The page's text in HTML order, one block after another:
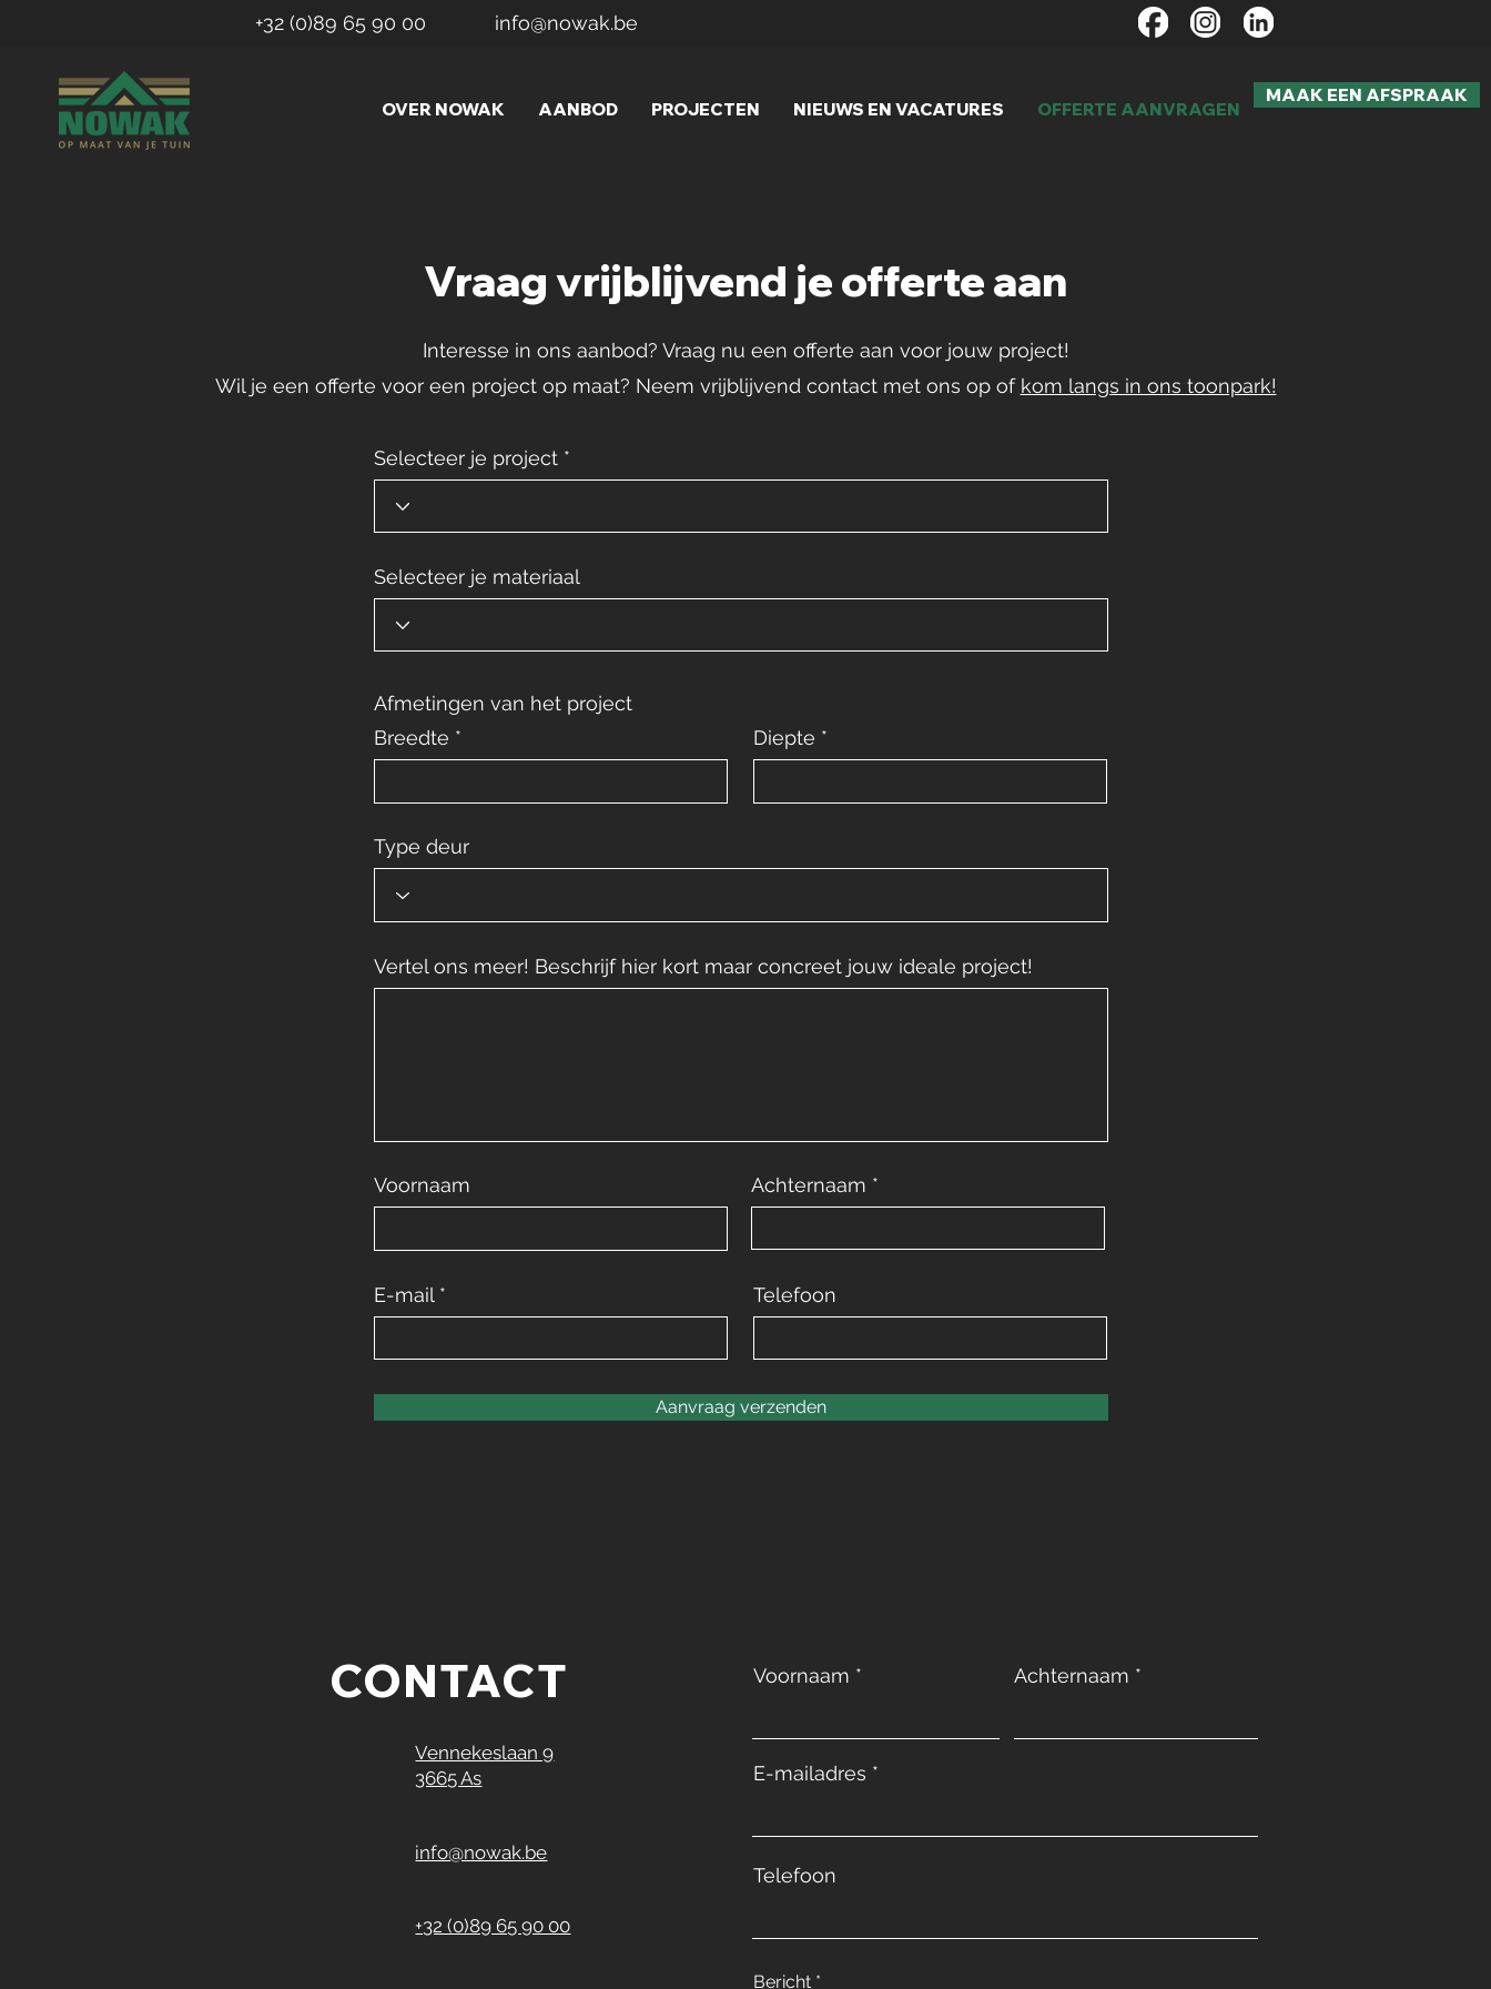
+32 (0)89 65 90 00 info@nowak.be
OVER NOWAK AANBOD PROJECTEN NIEUWS EN VACATURES OFFERTE AANVRAGEN
MAAK EEN AFSPRAAK
Vraag vrijblijvend je offerte aan
Interesse in ons aanbod? Vraag nu een offerte aan voor jouw project!
Wil je een offerte voor een project op maat? Neem vrijblijvend contact met ons op of kom langs in ons toonpark!
Selecteer je project
Selecteer je materiaal
Afmetingen van het project
Breedte
Diepte
Type deur
Vertel ons meer! Beschrijf hier kort maar concreet jouw ideale project!
Voornaam Achternaam
E-mail Telefoon
Aanvraag verzenden
CONTACT
Vennekeslaan 9
3665 As
info@nowak.be
+32 (0)89 65 90 00
Voornaam Achternaam
E-mailadres
Telefoon
Bericht